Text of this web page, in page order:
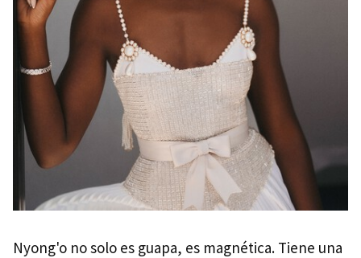
Nyong'o no solo es guapa, es magnética. Tiene una